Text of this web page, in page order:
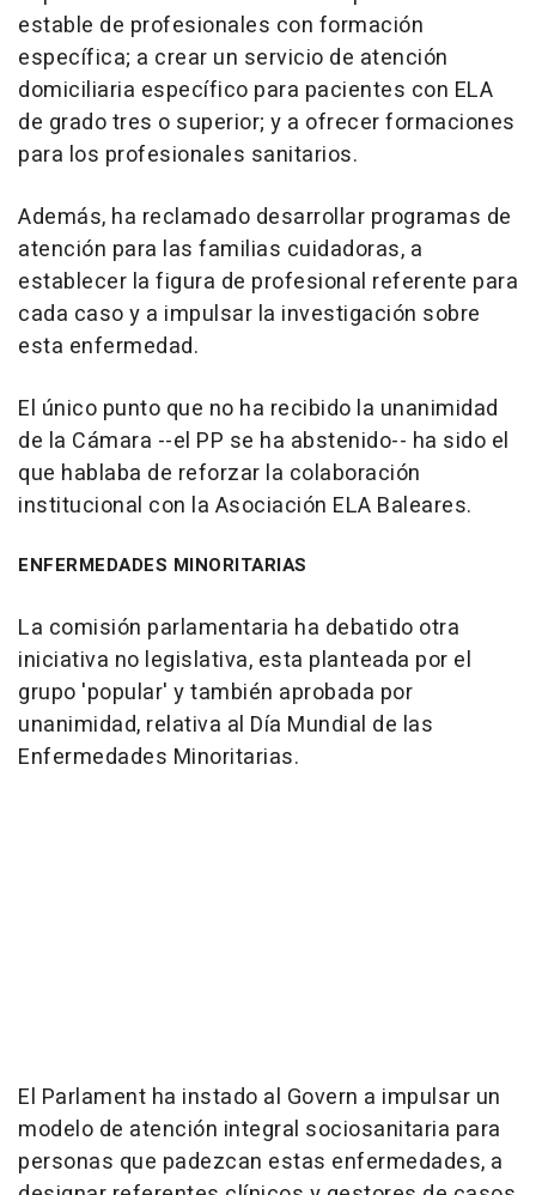
estable de profesionales con formación
específica; a crear un servicio de atención
domiciliaria específico para pacientes con ELA
de grado tres o superior; y a ofrecer formaciones
para los profesionales sanitarios.
Además, ha reclamado desarrollar programas de
atención para las familias cuidadoras, a
establecer la figura de profesional referente para
cada caso y a impulsar la investigación sobre
esta enfermedad.
El único punto que no ha recibido la unanimidad
de la Cámara --el PP se ha abstenido-- ha sido el
que hablaba de reforzar la colaboración
institucional con la Asociación ELA Baleares.
ENFERMEDADES MINORITARIAS
La comisión parlamentaria ha debatido otra
iniciativa no legislativa, esta planteada por el
grupo 'popular' y también aprobada por
unanimidad, relativa al Día Mundial de las
Enfermedades Minoritarias.
El Parlament ha instado al Govern a impulsar un
modelo de atención integral sociosanitaria para
personas que padezcan estas enfermedades, a